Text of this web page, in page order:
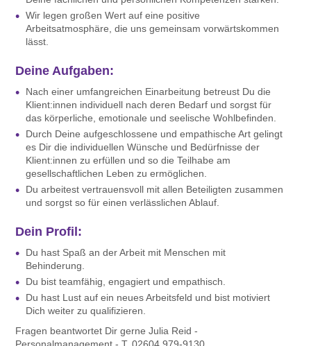
Wir legen großen Wert auf eine positive
Arbeitsatmosphäre, die uns gemeinsam vorwärtskommen
lässt.
Deine Aufgaben:
Nach einer umfangreichen Einarbeitung betreust Du die
Klient:innen individuell nach deren Bedarf und sorgst für
das körperliche, emotionale und seelische Wohlbefinden.
Durch Deine aufgeschlossene und empathische Art gelingt
es Dir die individuellen Wünsche und Bedürfnisse der
Klient:innen zu erfüllen und so die Teilhabe am
gesellschaftlichen Leben zu ermöglichen.
Du arbeitest vertrauensvoll mit allen Beteiligten zusammen
und sorgst so für einen verlässlichen Ablauf.
Dein Profil:
Du hast Spaß an der Arbeit mit Menschen mit
Behinderung.
Du bist teamfähig, engagiert und empathisch.
Du hast Lust auf ein neues Arbeitsfeld und bist motiviert
Dich weiter zu qualifizieren.
Fragen beantwortet Dir gerne Julia Reid -
Personalmanagement - T. 02604 979-9130